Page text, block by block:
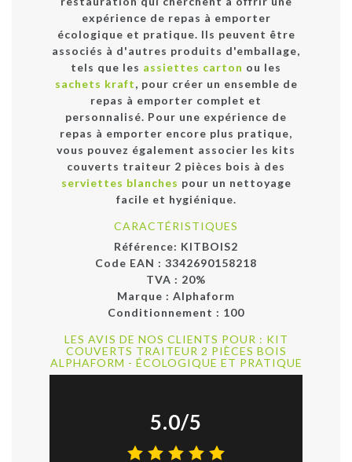
expérience de repas à emporter
écologique et pratique. Ils peuvent être
associés à d'autres produits d'emballage,
tels que les assiettes carton ou les
sachets kraft, pour créer un ensemble de
repas à emporter complet et
personnalisé. Pour une expérience de
repas à emporter encore plus pratique,
vous pouvez également associer les kits
couverts traiteur 2 pièces bois à des
serviettes blanches pour un nettoyage
facile et hygiénique.
CARACTÉRISTIQUES
Référence: KITBOIS2
Code EAN : 3342690158218
TVA : 20%
Marque : Alphaform
Conditionnement : 100
LES AVIS DE NOS CLIENTS POUR : KIT
COUVERTS TRAITEUR 2 PIÈCES BOIS
ALPHAFORM - ÉCOLOGIQUE ET PRATIQUE
5.0/5